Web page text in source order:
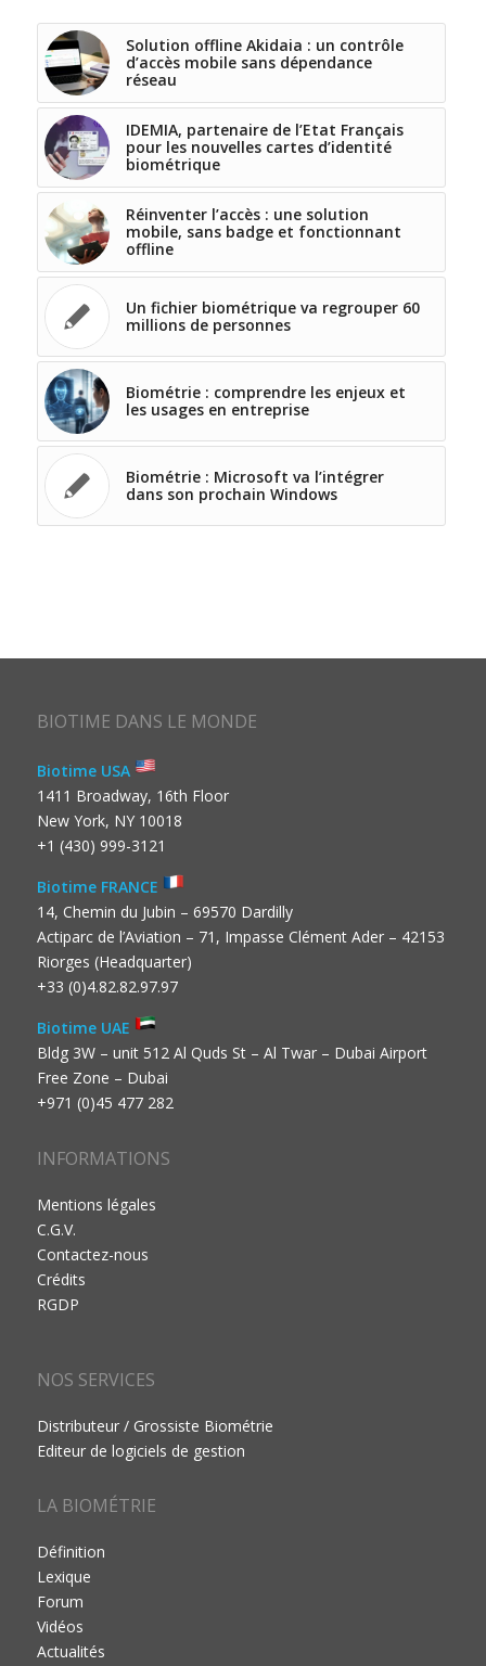
Solution offline Akidaia : un contrôle
d’accès mobile sans dépendance
réseau
IDEMIA, partenaire de l’Etat Français
pour les nouvelles cartes d’identité
biométrique
Réinventer l’accès : une solution
mobile, sans badge et fonctionnant
offline
Un fichier biométrique va regrouper 60
millions de personnes
Biométrie : comprendre les enjeux et
les usages en entreprise
Biométrie : Microsoft va l’intégrer
dans son prochain Windows
BIOTIME DANS LE MONDE
Biotime USA
1411 Broadway, 16th Floor
New York, NY 10018
+1 (430) 999-3121
Biotime FRANCE
14, Chemin du Jubin – 69570 Dardilly
Actiparc de l’Aviation – 71, Impasse Clément Ader – 42153
Riorges (Headquarter)
+33 (0)4.82.82.97.97
Biotime UAE
Bldg 3W – unit 512 Al Quds St – Al Twar – Dubai Airport
Free Zone – Dubai
+971 (0)45 477 282
INFORMATIONS
Mentions légales
C.G.V.
Contactez-nous
Crédits
RGDP
NOS SERVICES
Distributeur / Grossiste Biométrie
Editeur de logiciels de gestion
LA BIOMÉTRIE
Définition
Lexique
Forum
Vidéos
Actualités